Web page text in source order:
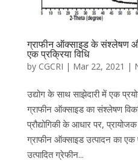
ग्राफीन ऑक्साइड के संश्लेषण
एक प्रक्रिया विधि
by CGCRI | Mar 22, 2021 |
उद्योग के साथ साझेदारी में एक
ग्राफीन ऑक्साइड का संश्लेषण
प्रौद्योगिकी के आधार पर,
ग्राफीन ऑक्साइड उत्पादन का
उत्पादित ग्रेफीन...